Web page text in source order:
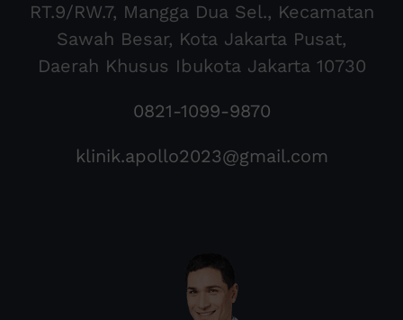
RT.9/RW.7, Mangga Dua Sel., Kecamatan
Sawah Besar, Kota Jakarta Pusat,
Daerah Khusus Ibukota Jakarta 10730
0821-1099-9870
klinik.apollo2023@gmail.com